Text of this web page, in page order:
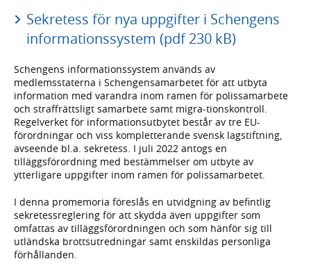
Sekretess för nya uppgifter i Schengens
informationssystem (pdf 230 kB)
Schengens informationssystem används av
medlemsstaterna i Schengensamarbetet för att utbyta
information med varandra inom ramen för polissamarbete
och straffrättsligt samarbete samt migra-tionskontroll.
Regelverket för informationsutbytet består av tre EU-
förordningar och viss kompletterande svensk lagstiftning,
avseende bl.a. sekretess. I juli 2022 antogs en
tilläggsförordning med bestämmelser om utbyte av
ytterligare uppgifter inom ramen för polissamarbetet.
I denna promemoria föreslås en utvidgning av befintlig
sekretessreglering för att skydda även uppgifter som
omfattas av tilläggsförordningen och som hänför sig till
utländska brottsutredningar samt enskildas personliga
förhållanden.